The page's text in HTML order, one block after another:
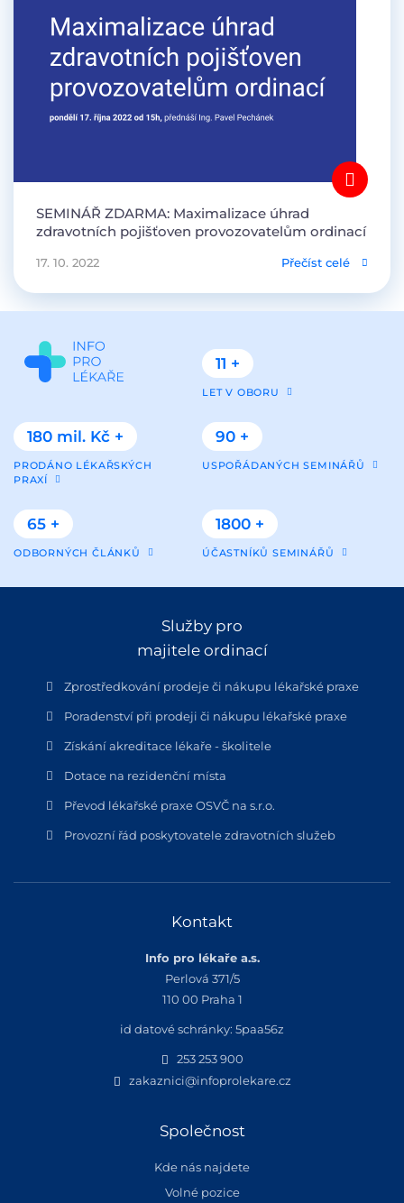
SEMINÁŘ ZDARMA: Maximalizace úhrad
zdravotních pojišťoven provozovatelům ordinací
17. 10. 2022 Přečíst celé
11 +
LET V OBORU
180 mil. Kč +
PRODÁNO LÉKAŘSKÝCH
PRAXÍ
90 +
USPOŘÁDANÝCH SEMINÁŘŮ
65 +
ODBORNÝCH ČLÁNKŮ
1800 +
ÚČASTNÍKŮ SEMINÁŘŮ
Služby pro
majitele ordinací
Zprostředkování prodeje či nákupu lékařské praxe
Poradenství při prodeji či nákupu lékařské praxe
Získání akreditace lékaře - školitele
Dotace na rezidenční místa
Převod lékařské praxe OSVČ na s.r.o.
Provozní řád poskytovatele zdravotních služeb
Kontakt
Info pro lékaře a.s.
Perlová 371/5
110 00 Praha 1
id datové schránky: 5paa56z
253 253 900
zakaznici@infoprolekare.cz
Společnost
Kde nás najdete
Volné pozice